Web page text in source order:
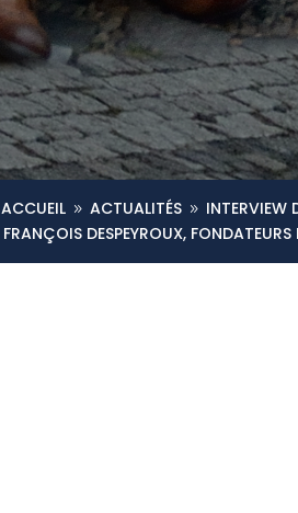
ACCUEIL 9 ACTUALITÉS 9 INTERVIEW
FRANÇOIS DESPEYROUX,